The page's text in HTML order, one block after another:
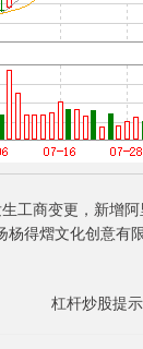
商变更，新增
得熠文化创意有
杠杆炒股提